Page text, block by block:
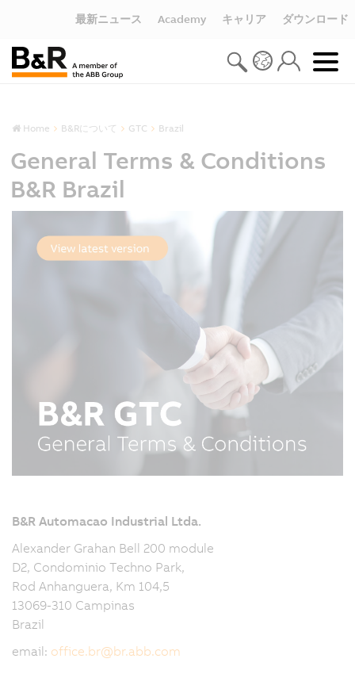
最新ニュース Academy キャリア ダウンロード
Home B&Rについて GTC Brazil
General Terms & Conditions
B&R Brazil
B&R Automacao Industrial Ltda.
Alexander Grahan Bell 200 module
D2, Condominio Techno Park,
Rod Anhanguera, Km 104,5
13069-310 Campinas
Brazil
email: office.br@br.abb.com